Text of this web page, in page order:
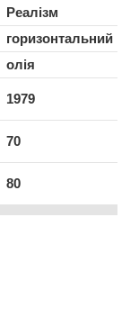
Реалізм
горизонтальний
олія
1979
70
80